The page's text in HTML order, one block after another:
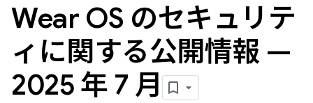
Wear OS のセキュリテ
ィに関する公開情報 —
2025 年 7 月